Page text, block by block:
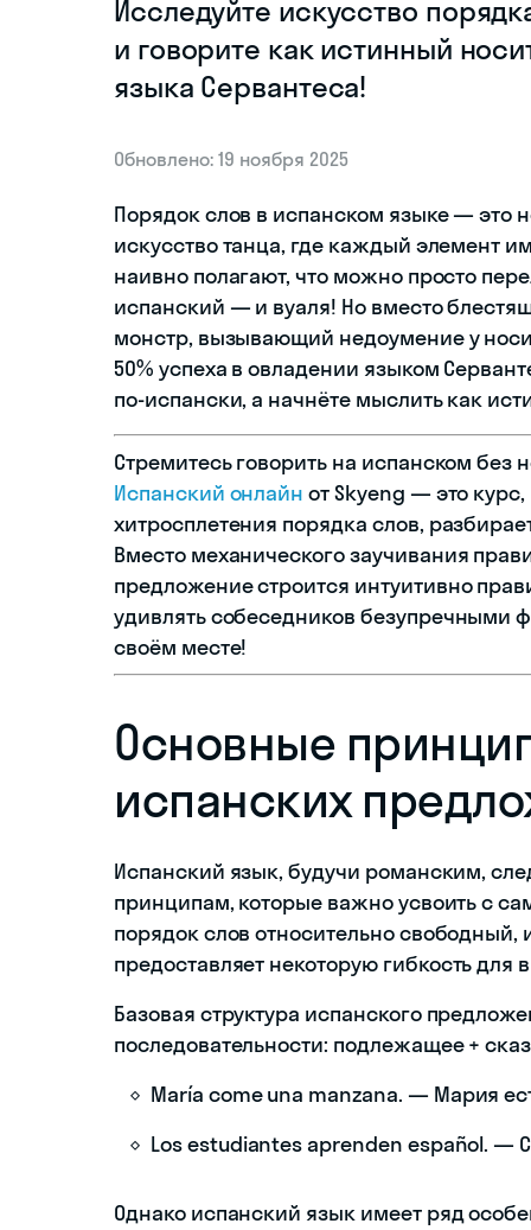
Исследуйте искусство
и говорите как истинный
языка Сервантеса!
Обновлено: 19 ноября 2025
Порядок слов в испанском языке — это
искусство танца, где каждый элемент
наивно полагают, что можно просто
испанский — и вуаля! Но вместо
монстр, вызывающий недоумение у
50% успеха в овладении языком
по-испански, а начнёте мыслить как
Стремитесь говорить на испанском без
Испанский онлайн от Skyeng — это
хитросплетения порядка слов,
Вместо механического заучивания
предложение строится интуитивно
удивлять собеседников безупречными
своём месте!
Основные
испанских
Испанский язык, будучи романским,
принципам, которые важно усвоить с
порядок слов относительно свободный,
предоставляет некоторую гибкость для
Базовая структура испанского
последовательности: подлежащее +
María come una manzana. — Мария
Los estudiantes aprenden español. —
Однако испанский язык имеет ряд